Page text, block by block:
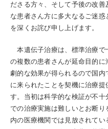
ださる方々、そして予後の改
な患者さん方に多大なるご迷
を深くお詫び申し上げます。
本遺伝子治療は、標準治療で
の複数の患者さんが延命目的に
劇的な効果が得られるので国
に来られたことを契機に治療
す。当初は科学的な検証が不
での治療実施は難しいとお断
内の医療機関では見放されて